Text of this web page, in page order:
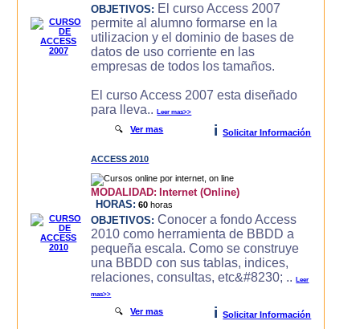
OBJETIVOS: El curso Access 2007
permite al alumno formarse en la
utilizacion y el dominio de bases de
datos de uso corriente en las
empresas de todos los tamaños.
El curso Access 2007 esta diseñado
para lleva..Leer mas>>
🔍Ver mas i Solicitar Información
ACCESS 2010
MODALIDAD: Internet (Online)
HORAS: 60 horas
OBJETIVOS: Conocer a fondo Access
2010 como herramienta de BBDD a
pequeña escala. Como se construye
una BBDD con sus tablas, indices,
relaciones, consultas, etc&#8230; ..Leer
mas>>
🔍Ver mas i Solicitar Información